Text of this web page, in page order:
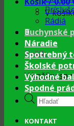
V
0
Košík
V košíku sa
Rádiá
Kuchynské
Náradie
Spotrebný
Školské
Výhodné
Spodné
Products
search
KONTAKT